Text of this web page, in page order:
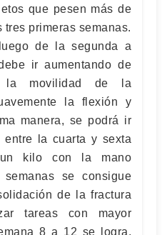
que pesen más de
primeras semanas.
de la segunda a
ir aumentando de
la movilidad de la
la flexión y
manera, se podrá ir
entre la cuarta y sexta
kilo con la mano
se consigue
de la fractura
tareas con mayor
8 a 12 se logra,